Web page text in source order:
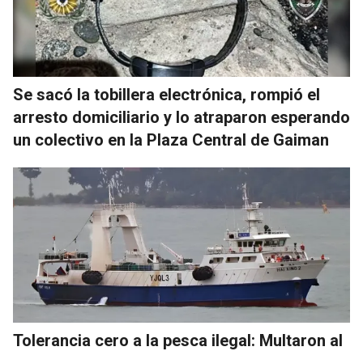
Se sacó la tobillera electrónica, rompió el
arresto domiciliario y lo atraparon esperando
un colectivo en la Plaza Central de Gaiman
Tolerancia cero a la pesca ilegal: Multaron al